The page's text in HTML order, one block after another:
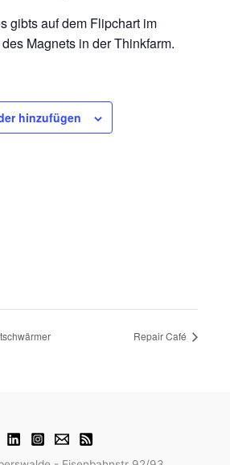
gibts auf dem Flipchart im
Magnets in der Thinkfarm.
hinzufügen
Repair Café